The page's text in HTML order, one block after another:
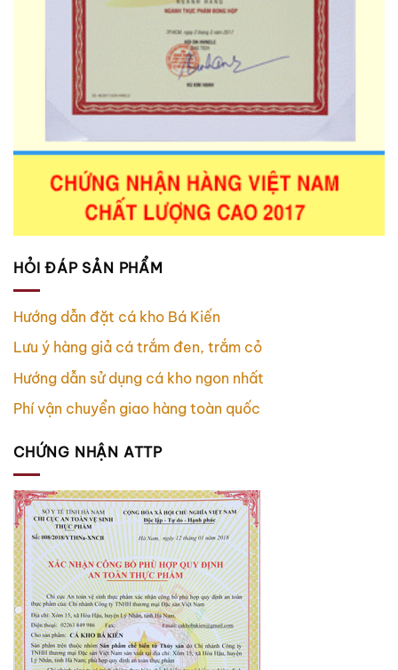
HỎI ĐÁP SẢN PHẨM
Hướng dẫn đặt cá kho Bá Kiến
Lưu ý hàng giả cá trắm đen, trắm cỏ
Hướng dẫn sử dụng cá kho ngon nhất
Phí vận chuyển giao hàng toàn quốc
CHỨNG NHẬN ATTP